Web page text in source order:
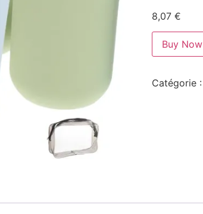
8,07 €
Buy Now
Catégorie :